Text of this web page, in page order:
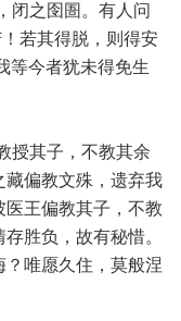
闭之囹圄。有人问
！若其得脱，则得安
等今者犹未得免生
授其子，不教其余
藏偏教文殊，遗弃我
王偏教其子，不教
胜负，故有秘惜。
唯愿久住，莫般涅